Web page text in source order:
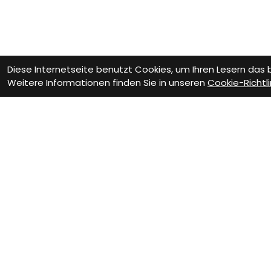
Diese Internetseite benutzt Cookies, um Ihren Lesern
Weitere Informationen finden Sie in unseren Cookie-